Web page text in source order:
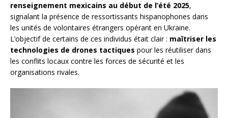
renseignement mexicains au début de l’été 2025,
signalant la présence de ressortissants hispanophones dans
les unités de volontaires étrangers opérant en Ukraine.
L’objectif de certains de ces individus était clair : maîtriser les
technologies de drones tactiques pour les réutiliser dans
les conflits locaux contre les forces de sécurité et les
organisations rivales.